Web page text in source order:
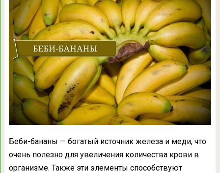
Беби-бананы — богатый источник железа и меди, что
очень полезно для увеличения количества крови в
организме. Также эти элементы способствуют